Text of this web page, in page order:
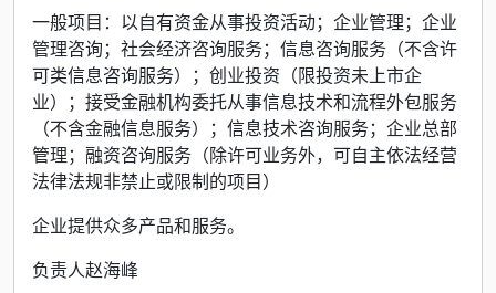
一般项目：以自有资金从事投资活动；企业管理；企业
管理咨询；社会经济咨询服务；信息咨询服务（不含许
可类信息咨询服务）；创业投资（限投资未上市企
业）；接受金融机构委托从事信息技术和流程外包服务
（不含金融信息服务）；信息技术咨询服务；企业总部
管理；融资咨询服务（除许可业务外，可自主依法经营
法律法规非禁止或限制的项目）
企业提供众多产品和服务。
负责人赵海峰